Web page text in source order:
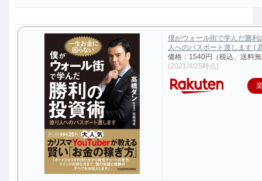
僕がウォール街で学んだ勝利
人へのパスポート渡します [
価格：1540円（税込、送料
(2021/4/25時点)